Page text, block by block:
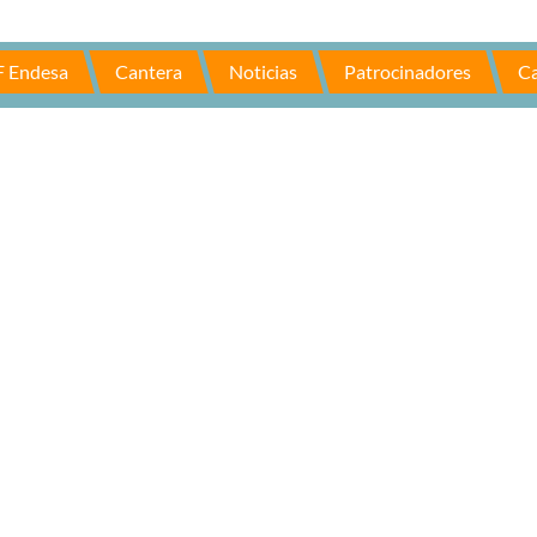
Endesa Cantera Noticias Patrocinadores